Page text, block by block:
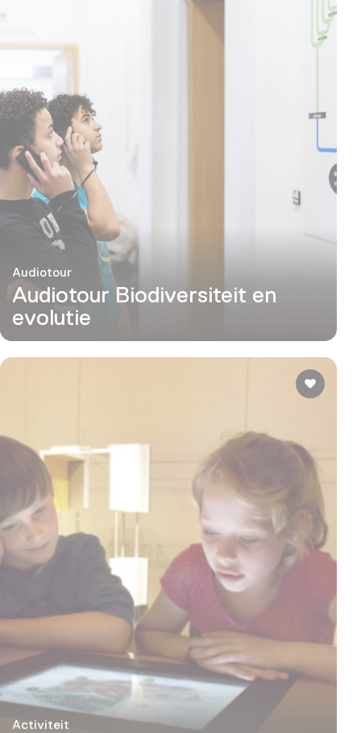
Audiotour Biodiversiteit en
evolutie
Audiotour
Activiteit